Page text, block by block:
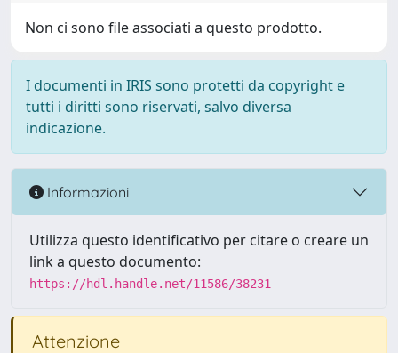
Non ci sono file associati a questo prodotto.
I documenti in IRIS sono protetti da copyright e
tutti i diritti sono riservati, salvo diversa
indicazione.
Informazioni
Utilizza questo identificativo per citare o creare un
link a questo documento:
https://hdl.handle.net/11586/38231
Attenzione